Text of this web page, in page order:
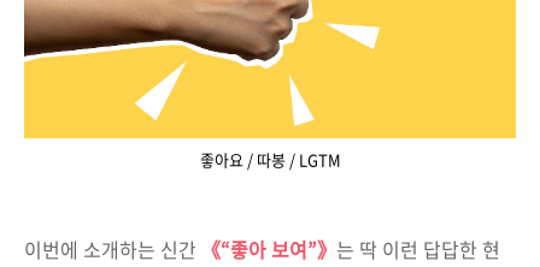
좋아요 / 따봉 / LGTM
이번에 소개하는 신간 《“좋아 보여”》 는 딱 이런 답답한 현